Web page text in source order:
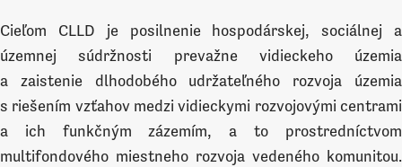
Cieľom CLLD je posilnenie hospodárskej, sociálnej a
územnej súdržnosti prevažne vidieckeho územia
a zaistenie dlhodobého udržateľného rozvoja územia
s riešením vzťahov medzi vidieckymi rozvojovými centrami
a ich funkčným zázemím, a to prostredníctvom
multifondového miestneho rozvoja vedeného komunitou.